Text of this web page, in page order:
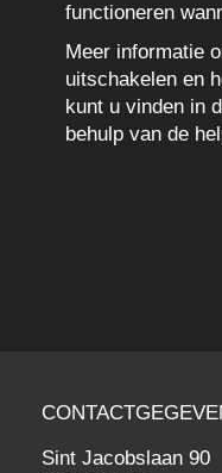
functioneren
Meer informatie
uitschakelen en
kunt u vinden in
behulp van de
Sint Jacobslaan 90